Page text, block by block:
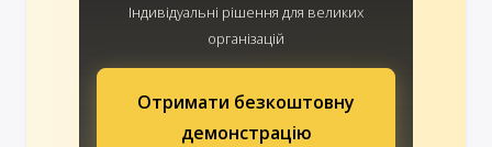
Індивідуальні рішення для великих
організацій
Отримати безкоштовну
демонстрацію